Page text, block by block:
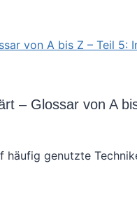
– Glossar von A
genutzte